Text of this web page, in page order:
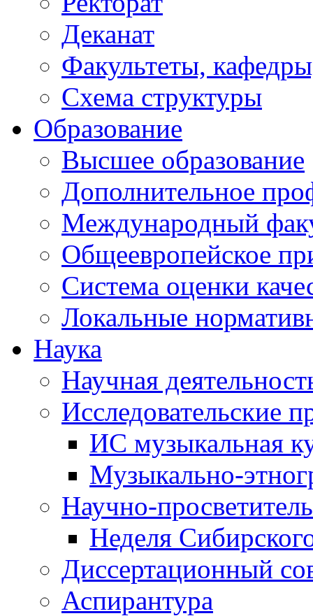
Деканат
Факультеты,
Схема структуры
Образование
Высшее образование
Дополнительное
Международный
Общеевропейское
Система оценки
Локальные
Наука
Научная
Исследовательские
ИС музыкальная
Музыкально-
Научно-
Неделя
Диссертационный
Аспирантура